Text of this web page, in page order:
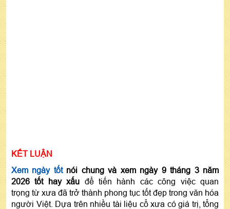
KẾT LUẬN
Xem ngày tốtnói chung và xem ngày 9 tháng 3 năm
2026 tốt hay xấu để tiến hành các công việc quan
trọng từ xưa đã trở thành phong tục tốt đẹp trong văn hóa
người Việt. Dựa trên nhiều tài liệu cổ xưa có giá trị, tổng